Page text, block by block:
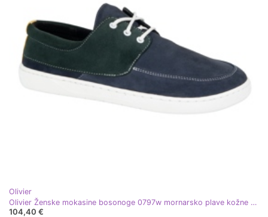
Olivier
Olivier Ženske mokasine bosonoge 0797w mornarsko plave kožne cipele
104,40 €